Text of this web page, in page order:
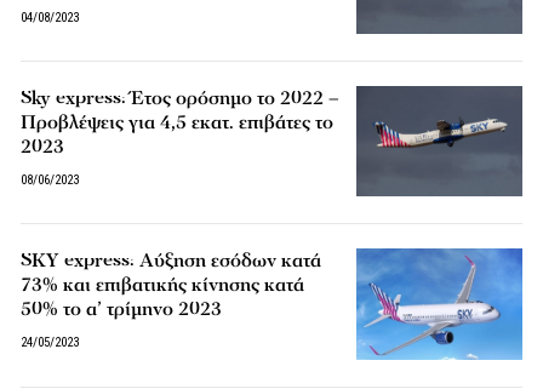
04/08/2023
Sky express: Έτος ορόσημο το 2022 –
Προβλέψεις για 4,5 εκατ. επιβάτες το
2023
08/06/2023
SKY express: Αύξηση εσόδων κατά
73% και επιβατικής κίνησης κατά
50% το α’ τρίμηνο 2023
24/05/2023